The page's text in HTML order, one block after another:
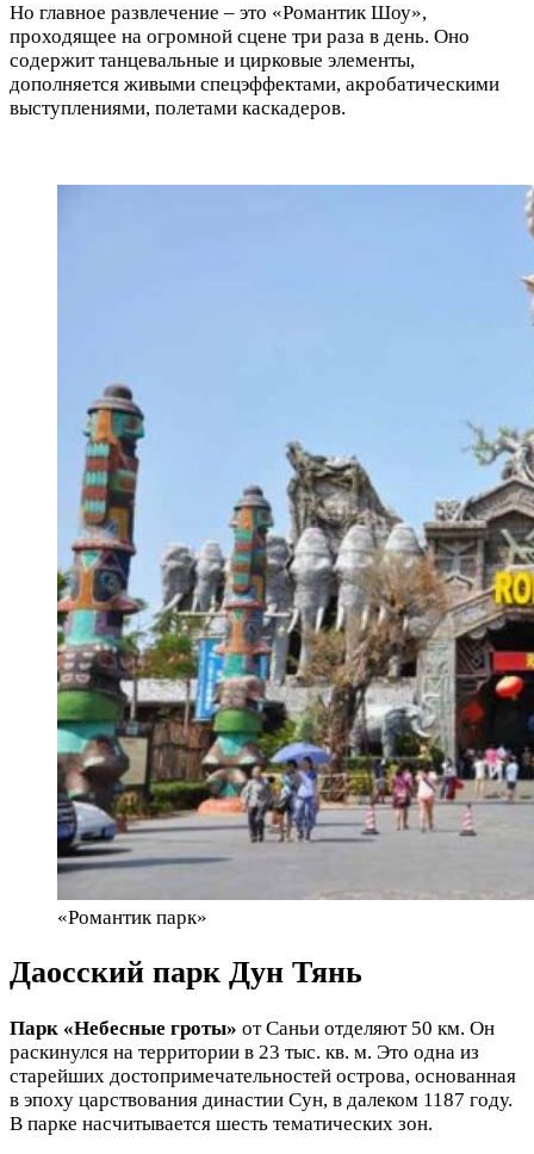
Но главное развлечение – это «Романтик Шоу»,
проходящее на огромной сцене три раза в день. Оно
содержит танцевальные и цирковые элементы,
дополняется живыми спецэффектами, акробатическими
выступлениями, полетами каскадеров.
«Романтик парк»
Даосский парк Дун Тянь
Парк «Небесные гроты» от Саньи отделяют 50 км. Он
раскинулся на территории в 23 тыс. кв. м. Это одна из
старейших достопримечательностей острова, основанная
в эпоху царствования династии Сун, в далеком 1187 году.
В парке насчитывается шесть тематических зон.